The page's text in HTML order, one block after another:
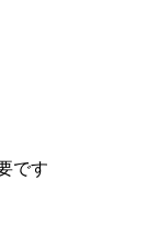
です